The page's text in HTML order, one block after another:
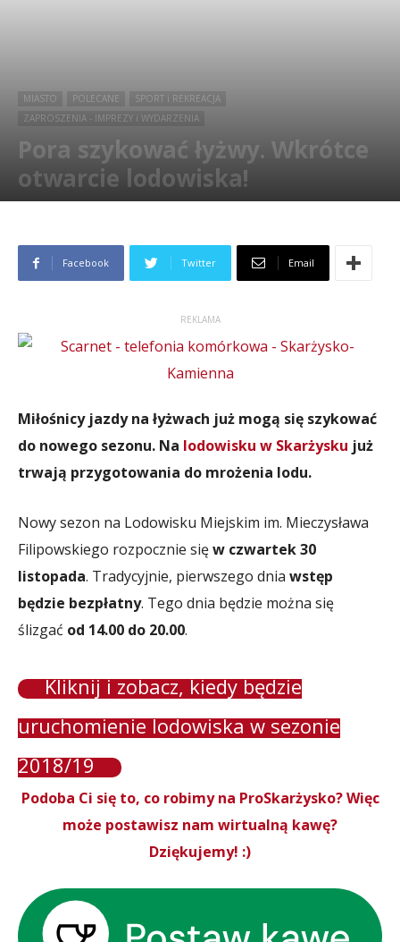
MIASTO POLECANE
SPORT i REKREACJA
ZAPROSZENIA - IMPREZY i WYDARZENIA
Pora szykować łyżwy. Wkrótce
otwarcie lodowiska!
Przez Paweł Wełpa - 22 listopada 2017 5578
Facebook Twitter Email
REKLAMA
Miłośnicy jazdy na łyżwach już mogą się szykować
do nowego sezonu. Na lodowisku w Skarżysku już
trwają przygotowania do mrożenia lodu.
Nowy sezon na Lodowisku Miejskim im. Mieczysława
Filipowskiego rozpocznie sięw czwartek 30
listopada. Tradycyjnie, pierwszego dnia wstęp
będzie bezpłatny. Tego dnia będzie można się
ślizgać od 14.00 do 20.00.
Kliknij i zobacz, kiedy będzie
uruchomienie lodowiska w sezonie
2018/19
Podoba Ci się to, co robimy na ProSkarżysko? Więc
może postawisz nam wirtualną kawę?
Dziękujemy! :)